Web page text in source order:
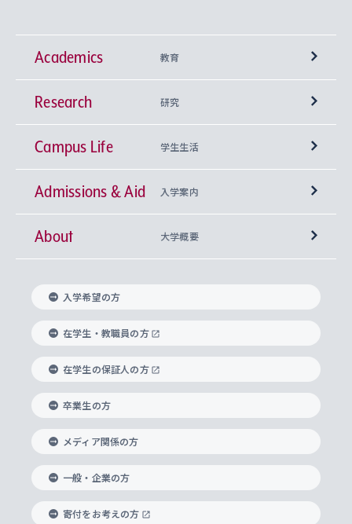
Academics 教育
学部
神学部
文学部
総合人間科学部
経済学部
外国語学部
総合グローバル学部
国際教養学部
理工学部
興味から学科を探す
上智大学の全学共通教育
基盤教育センター
キリスト教人間学
身体知
思考と表現
データサイエンス
上智大学の語学教育
言語教育研究センター
上智大学のグローバル教育
グローバル教育センター
上智大学で学ぶ
海外で学ぶ
学びのサポート
大学院
神学研究科
実践宗教学研究科
助産学専攻科
生涯学習
Research 研究
研究所 等
キリスト教文化研究所
中世思想研究所
国際言語情報研究所
グローバル・コンサーン研究所
比較文化研究所
ヨーロッパ研究所
アジア文化研究所
Sophia Open Research Weeks (SORW)
産官学連携
知的財産
研究支援制度
重点領域研究・自由課題研究
研究活動に関する法令・研究費の使用について
Campus Life 学生生活
学期区分と授業時間割
課外活動
課外教育プログラム
ボランティア活動
グローバルな学びのコミュニティ
学生の相談窓口
心身の健康相談
ハラスメント防止の取り組み
障がいのある学生への支援
キャリア形成サポート
キャリア形成支援プログラム
就職（内定先）・進路統計
住まいのサポート
Admissions & Aid 入学案内
上智大学で取得できる学位
入れの方針）
科目等履修生
研究生・外国人特別研究生・国費留学生
交換留学生(海外大学から上智大学で学ぶ)
ノンディグリー生
Sophia Short-term Program受講生
About 大学概要
理事長・学長メッセージ
学長・副学長紹介
上智大学の精神
上智大学の理念
上智大学の沿革
ソフィア・アーカイブズ
上智大学とカトリック
グローバルエンゲージメント
上智大学を訪れた世界の知性
国連Weeks・アフリカWeeks
上智大学公式ソーシャルメディア
学校法人上智学院について
数字で見る上智大学
入学希望の方
在学生・教職員の方
在学生の保証人の方
卒業生の方
メディア関係の方
一般・企業の方
寄付をお考えの方